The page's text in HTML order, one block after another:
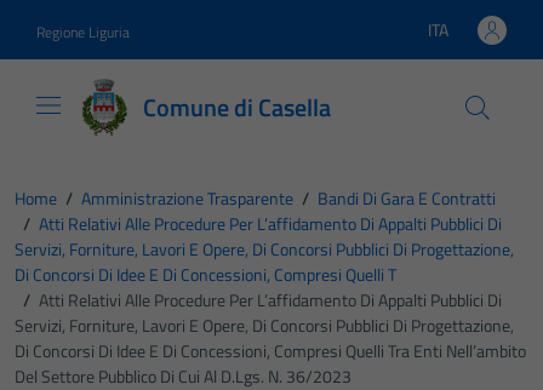
Regione Liguria Lingua attiva:
ITA
Comune di Casella
Home / Amministrazione Trasparente / Bandi Di Gara E Contratti
/ Atti Relativi Alle Procedure Per L’affidamento Di Appalti Pubblici Di
Servizi, Forniture, Lavori E Opere, Di Concorsi Pubblici Di Progettazione,
Di Concorsi Di Idee E Di Concessioni, Compresi Quelli T
/ Atti Relativi Alle Procedure Per L’affidamento Di Appalti Pubblici Di
Servizi, Forniture, Lavori E Opere, Di Concorsi Pubblici Di Progettazione,
Di Concorsi Di Idee E Di Concessioni, Compresi Quelli Tra Enti Nell’ambito
Del Settore Pubblico Di Cui Al D.Lgs. N. 36/2023